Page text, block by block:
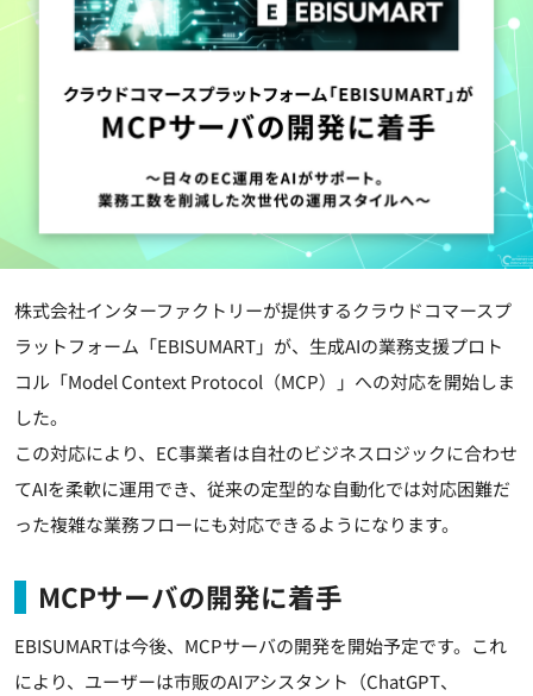
株式会社インターファクトリーが提供するクラウドコマースプ
ラットフォーム「EBISUMART」が、生成AIの業務支援プロト
コル「Model Context Protocol（MCP）」への対応を開始しま
した。
この対応により、EC事業者は自社のビジネスロジックに合わせ
てAIを柔軟に運用でき、従来の定型的な自動化では対応困難だ
った複雑な業務フローにも対応できるようになります。
MCPサーバの開発に着手
EBISUMARTは今後、MCPサーバの開発を開始予定です。これ
により、ユーザーは市販のAIアシスタント（ChatGPT、